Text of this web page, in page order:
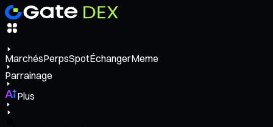
MarchésPerpsSpotÉchangerMeme
Parrainage
Plus